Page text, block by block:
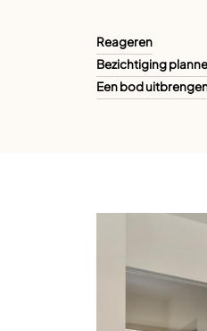
Reageren
Bezichtiging
Een bod